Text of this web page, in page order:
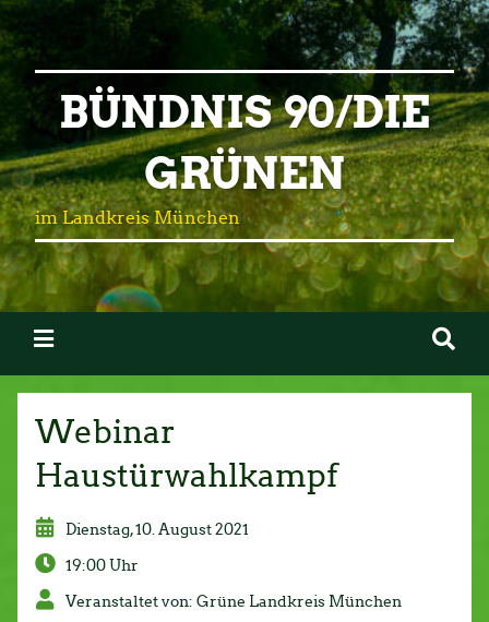
BÜNDNIS 90/DIE
GRÜNEN
im Landkreis München
Webinar
Haustürwahlkampf
Dienstag, 10. August 2021
19:00 Uhr
Ver­an­stal­tet von: Grüne Landkreis München